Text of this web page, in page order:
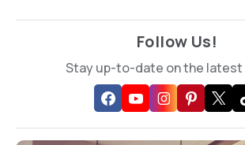
Follow Us!
Stay up-to-date on the